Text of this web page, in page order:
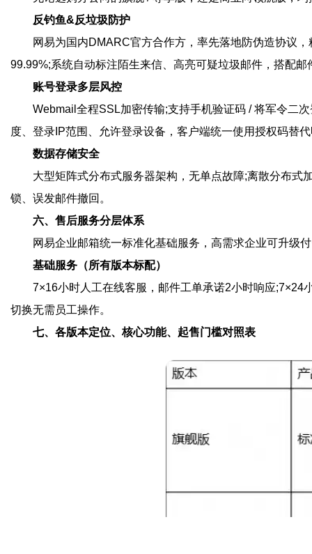
反钓鱼&反垃圾防护
网易为国内DMARC官方合作方，率先落地防伪造协议
99.99%;系统自动标注陌生来信、高亮可疑垃圾邮件，搭配
账号登录多层风控
Webmail全程SSL加密传输;支持手机验证码 / 将军令二
度、登录IP范围、允许登录设备，客户端统一使用授权码替
数据存储安全
大型矩阵式分布式服务器架构，无单点故障;离散分布式
锁、误发邮件撤回。
六、售后服务分层体系
网易企业邮箱统一标准化基础服务，高需求企业可升级
基础服务（所有版本标配）
7×16小时人工在线客服，邮件工单承诺2小时响应;7×24
切换无需员工操作。
七、各版本定位、核心功能、起售门槛对照表